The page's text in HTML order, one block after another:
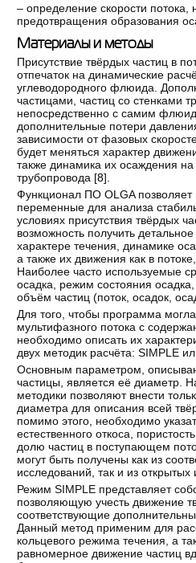
– определение скорости потока,
предотвращения образования
Материалы и методы
Присутствие твёрдых частиц в
отпечаток на динамические
углеводородного флюида.
частицами, частиц со стенками
непосредственно с самим
дополнительные потери
зависимости от фазовых
будет меняться характер
также динамика их осаждения
трубопровода [8].
Функционал ПО OLGA позволяет
переменные для анализа
условиях присутствия твёрдых
возможность получить
характере течения, динамике
а также их движения как в
Наиболее часто используемые
осадка, режим состояния
объём частиц (поток, осадок,
Для того, чтобы программа
мультифазного потока с
необходимо описать их
двух методик расчёта: SIMPLE
Основным параметром,
частицы, является её диаметр.
методики позволяют внести
диаметра для описания всей
помимо этого, необходимо
естественного откоса,
долю частиц в поступающем
могут быть получены как из
исследований, так и из открытых
Режим SIMPLE представляет
позволяющую учесть движение
соответствующие
Данный метод применим для
кольцевого режима течения, а
равномерное движение частиц